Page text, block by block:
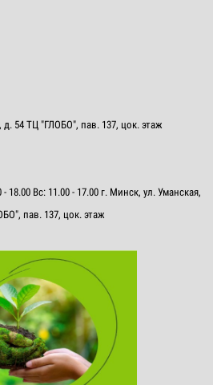
54 ТЦ "ГЛОБО", пав. 137, цок. этаж
- 18.00 Вс: 11.00 - 17.00 г. Минск, ул. Уманская,
пав. 137, цок. этаж